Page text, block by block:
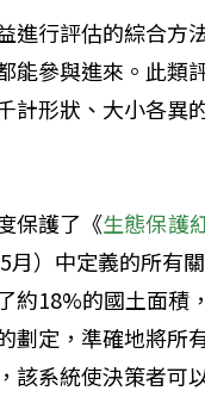
進行評估的綜合方
能參與進來。此類
計形狀、大小各異
保護了《生態保護
月）中定義的所有
約18%的國土面積
劃定，準確地將所
該系統使決策者可